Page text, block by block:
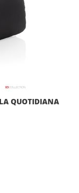
QUOTIDIANA